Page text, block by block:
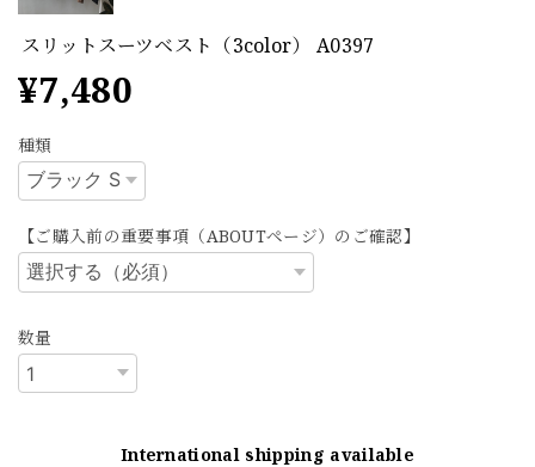
スリットスーツベスト（3color） A0397
¥7,480
種類
【ご購入前の重要事項（ABOUTページ）のご確認】
数量
International shipping available